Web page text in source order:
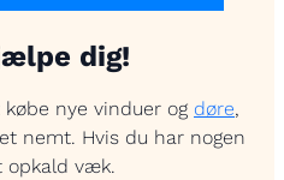
dig!
nye vinduer og døre,
nemt. Hvis du har nogen
opkald væk.